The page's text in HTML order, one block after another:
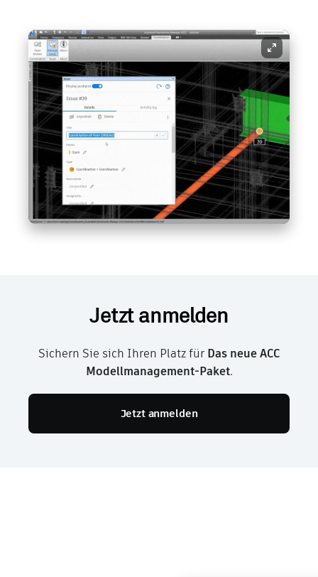
Jetzt anmelden
Sichern Sie sich Ihren Platz für Das neue ACC
Modellmanagement-Paket.
Jetzt anmelden